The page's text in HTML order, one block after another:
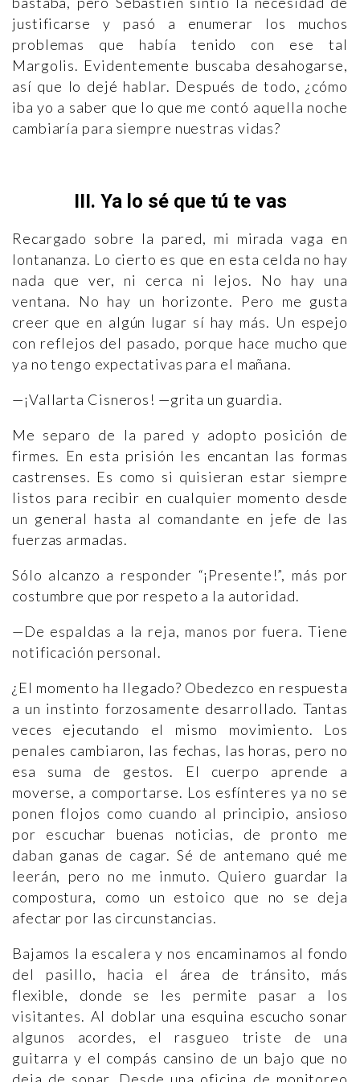
justificarse y pasó a enumerar los muchos
problemas que había tenido con ese tal
Margolis. Evidentemente buscaba desahogarse,
así que lo dejé hablar. Después de todo, ¿cómo
iba yo a saber que lo que me contó aquella noche
cambiaría para siempre nuestras vidas?
III. Ya lo sé que tú te vas
Recargado sobre la pared, mi mirada vaga en
lontananza. Lo cierto es que en esta celda no hay
nada que ver, ni cerca ni lejos. No hay una
ventana. No hay un horizonte. Pero me gusta
creer que en algún lugar sí hay más. Un espejo
con reflejos del pasado, porque hace mucho que
ya no tengo expectativas para el mañana.
—¡Vallarta Cisneros! —grita un guardia.
Me separo de la pared y adopto posición de
firmes. En esta prisión les encantan las formas
castrenses. Es como si quisieran estar siempre
listos para recibir en cualquier momento desde
un general hasta al comandante en jefe de las
fuerzas armadas.
Sólo alcanzo a responder “¡Presente!”, más por
costumbre que por respeto a la autoridad.
—De espaldas a la reja, manos por fuera. Tiene
notificación personal.
¿El momento ha llegado? Obedezco en respuesta
a un instinto forzosamente desarrollado. Tantas
veces ejecutando el mismo movimiento. Los
penales cambiaron, las fechas, las horas, pero no
esa suma de gestos. El cuerpo aprende a
moverse, a comportarse. Los esfínteres ya no se
ponen flojos como cuando al principio, ansioso
por escuchar buenas noticias, de pronto me
daban ganas de cagar. Sé de antemano qué me
leerán, pero no me inmuto. Quiero guardar la
compostura, como un estoico que no se deja
afectar por las circunstancias.
Bajamos la escalera y nos encaminamos al fondo
del pasillo, hacia el área de tránsito, más
flexible, donde se les permite pasar a los
visitantes. Al doblar una esquina escucho sonar
algunos acordes, el rasgueo triste de una
guitarra y el compás cansino de un bajo que no